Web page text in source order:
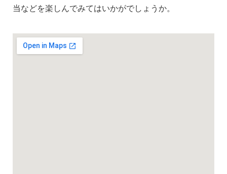
当などを楽しんでみてはいかがでしょうか。